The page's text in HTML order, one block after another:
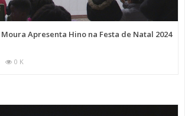
Moura Apresenta Hino na Festa de Natal 2024
0 K